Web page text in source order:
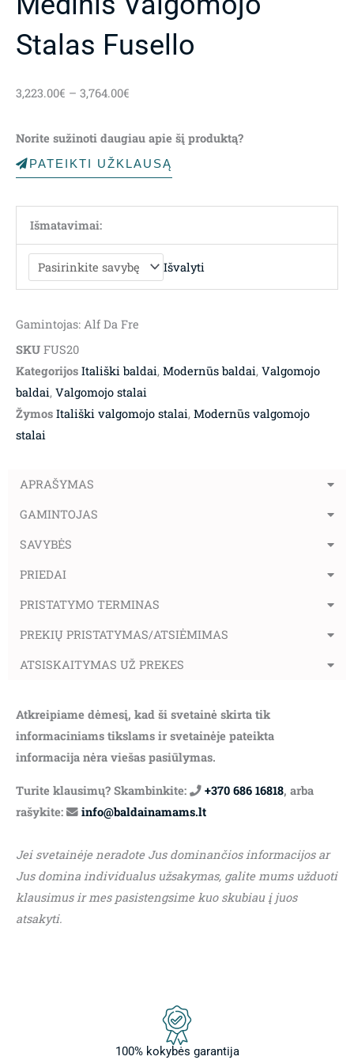
Stalas Fusello
3,223.00€ – 3,764.00€
through
3,764.00€
Norite sužinoti daugiau apie šį produktą?
PATEIKTI UŽKLAUSĄ
Išmatavimai:
Išvalyti
Gamintojas: Alf Da Fre
SKU FUS20
Kategorijos Itališki baldai, Modernūs baldai, Valgomojo
baldai, Valgomojo stalai
Žymos Itališki valgomojo stalai, Modernūs valgomojo
stalai
APRAŠYMAS
GAMINTOJAS
SAVYBĖS
PRIEDAI
PRISTATYMO TERMINAS
PREKIŲ PRISTATYMAS/ATSIĖMIMAS
ATSISKAITYMAS UŽ PREKES
Atkreipiame dėmesį, kad ši svetainė skirta tik
informaciniams tikslams ir svetainėje pateikta
informacija nėra viešas pasiūlymas.
Turite klausimų? Skambinkite: +370 686 16818, arba
rašykite:
info@baldainamams.lt
Jei svetainėje neradote Jus dominančios informacijos ar
Jus domina individualus užsakymas, galite mums užduoti
klausimus ir mes pasistengsime kuo skubiau į juos
atsakyti.
100% kokybės garantija